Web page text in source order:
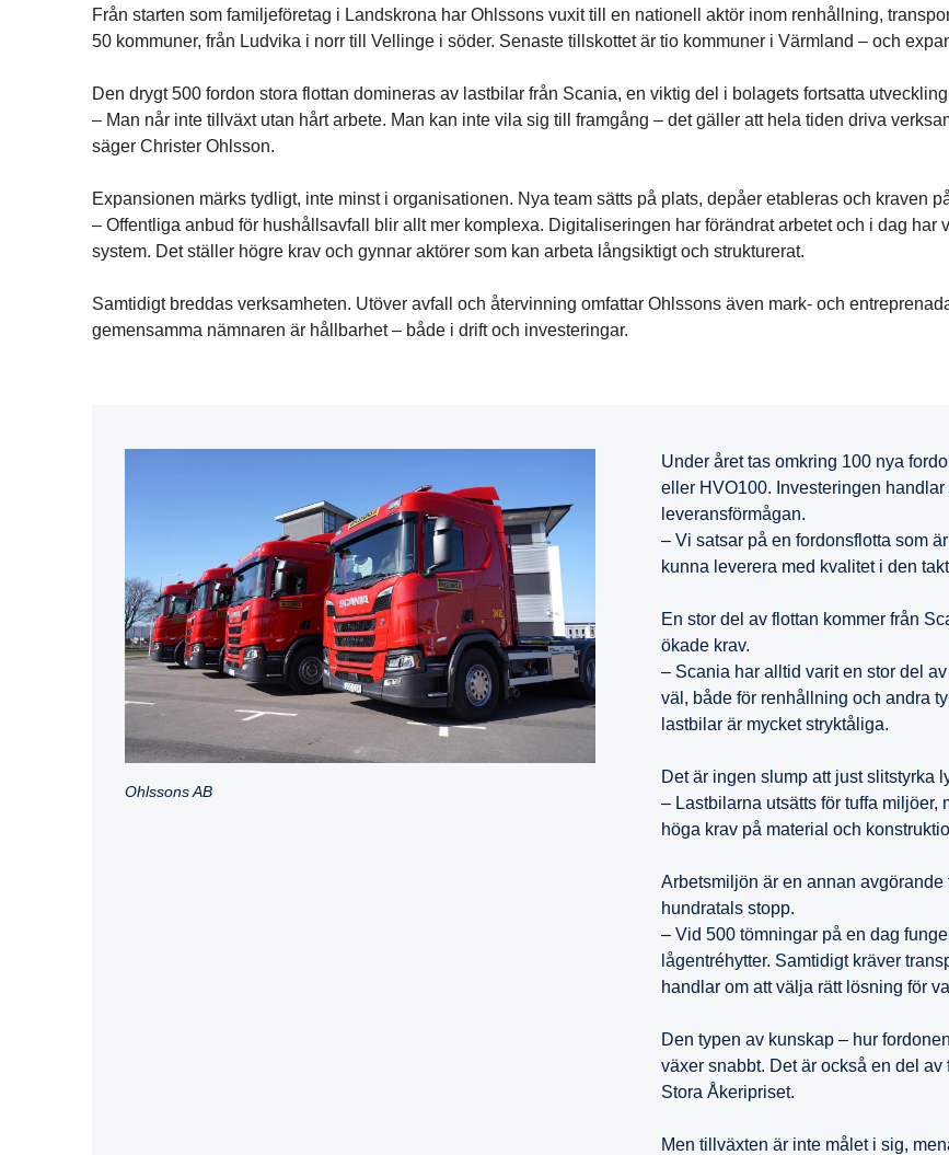
Från starten som familjeföretag i Landskrona har Ohlssons vuxit till en nationell aktör inom renhållning,
50 kommuner, från Ludvika i norr till Vellinge i söder. Senaste tillskottet är tio kommuner i Värmland – och
Den drygt 500 fordon stora flottan domineras av lastbilar från Scania, en viktig del i bolagets fortsatta
– Man når inte tillväxt utan hårt arbete. Man kan inte vila sig till framgång – det gäller att hela tiden driva
säger Christer Ohlsson.
Expansionen märks tydligt, inte minst i organisationen. Nya team sätts på plats, depåer etableras och kraven
– Offentliga anbud för hushållsavfall blir allt mer komplexa. Digitaliseringen har förändrat arbetet och i dag har
system. Det ställer högre krav och gynnar aktörer som kan arbeta långsiktigt och strukturerat.
Samtidigt breddas verksamheten. Utöver avfall och återvinning omfattar Ohlssons även mark- och
gemensamma nämnaren är hållbarhet – både i drift och investeringar.
Ohlssons AB
Under året tas omkring 100 nya
eller HVO100. Investeringen
leveransförmågan.
– Vi satsar på en fordonsflotta som
kunna leverera med kvalitet i den
En stor del av flottan kommer från
ökade krav.
– Scania har alltid varit en stor del
väl, både för renhållning och andra
lastbilar är mycket stryktåliga.
Det är ingen slump att just slitstyrka
– Lastbilarna utsätts för tuffa
höga krav på material och
Arbetsmiljön är en annan
hundratals stopp.
– Vid 500 tömningar på en dag
lågentréhytter. Samtidigt kräver
handlar om att välja rätt lösning för
Den typen av kunskap – hur
växer snabbt. Det är också en del
Stora Åkeripriset.
Men tillväxten är inte målet i sig,